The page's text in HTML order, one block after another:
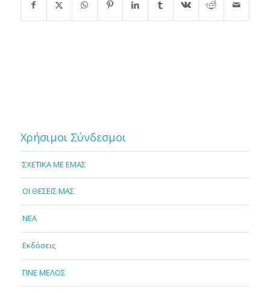
Χρήσιμοι Σύνδεσμοι
ΣΧΕΤΙΚΑ ΜΕ ΕΜΑΣ
OI ΘΕΣΕΙΣ ΜΑΣ
NEA
Εκδόσεις
ΓΙΝΕ ΜΕΛΟΣ